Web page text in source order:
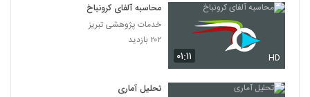
۰۱:۱۱ HD
محاسبه آلفای کرونباخ
خدمات پژوهشی تبریز
۲۰۲ بازدید
تحلیل آماری